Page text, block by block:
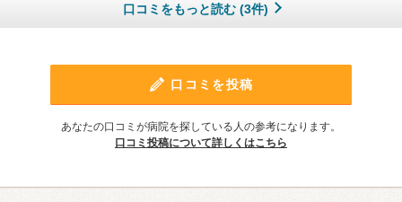
口コミをもっと読む (3件)
口コミを投稿
あなたの口コミが病院を探している人の参考になります。
口コミ投稿について詳しくはこちら